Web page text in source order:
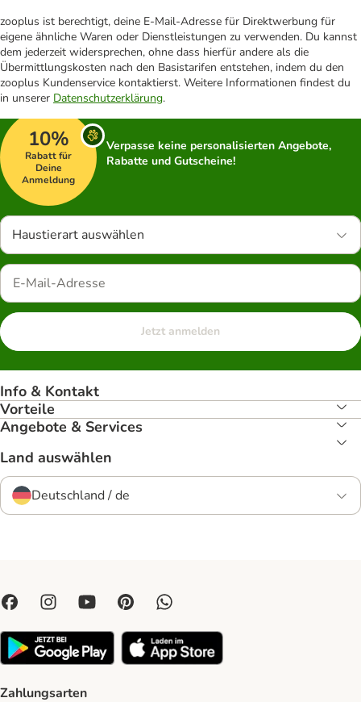
zooplus ist berechtigt, deine E-Mail-Adresse für Direktwerbung für
eigene ähnliche Waren oder Dienstleistungen zu verwenden. Du kannst
dem jederzeit widersprechen, ohne dass hierfür andere als die
Übermittlungskosten nach den Basistarifen entstehen, indem du den
zooplus Kundenservice kontaktierst. Weitere Informationen findest du
in unserer Datenschutzerklärung.
10%
Rabatt für
Deine
Anmeldung
Verpasse keine personalisierten Angebote,
Rabatte und Gutscheine!
Haustierart auswählen
Jetzt anmelden
Info & Kontakt
Vorteile
Angebote & Services
Land auswählen
Deutschland / de
Zahlungsarten